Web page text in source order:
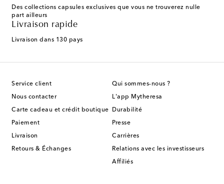
Des collections capsules exclusives que vous ne trouverez nulle
part ailleurs
Livraison rapide
Livraison dans 130 pays
Service client
Nous contacter
Carte cadeau et crédit boutique
Paiement
Livraison
Retours & Échanges
Qui sommes-nous ?
L'app Mytheresa
Durabilité
Presse
Carrières
Relations avec les investisseurs
Affiliés